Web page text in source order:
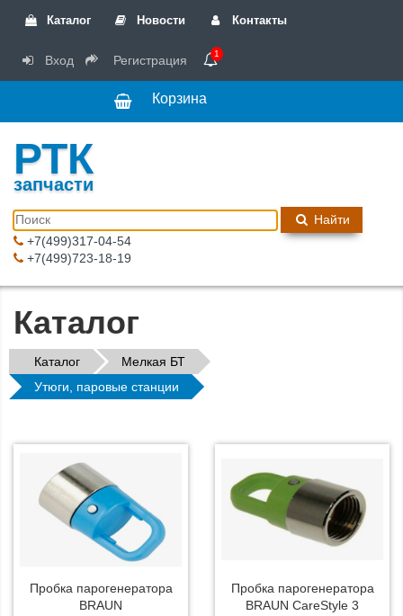
Каталог Новости Контакты
Вход Регистрация 1
Корзина
РТК
запчасти
Найти
+7(499)317-04-54
+7(499)723-18-19
Каталог
Каталог
Мелкая БТ
Утюги, паровые станции
Пробка парогенератора
BRAUN
Пробка парогенератора
BRAUN CareStyle 3